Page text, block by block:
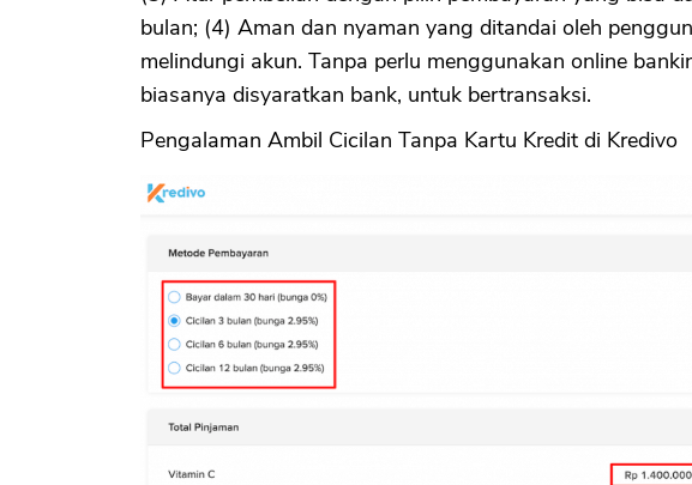
bulan; (4) Aman dan nyaman yang ditandai oleh
melindungi akun. Tanpa perlu menggunakan online
biasanya disyaratkan bank, untuk bertransaksi.
Pengalaman Ambil Cicilan Tanpa Kartu Kredit di Kredivo